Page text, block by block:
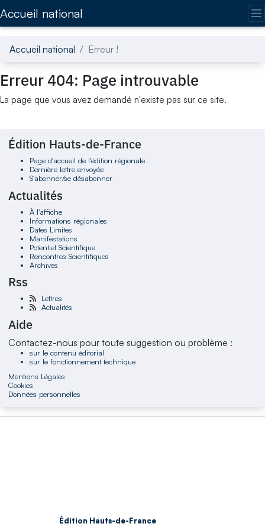
Accueil national
Accueil national Erreur !
Erreur 404: Page introuvable
La page que vous avez demandé n'existe pas sur ce site.
Édition Hauts-de-France
Page d'accueil de l'édition régionale
Dernière lettre envoyée
S'abonner/se désabonner
Actualités
À l'affiche
Informations régionales
Dates Limites
Manifestations
Potentiel Scientifique
Rencontres Scientifiques
Archives
Rss
Lettres
Actualités
Aide
Contactez-nous pour toute suggestion ou problème :
sur le contenu éditorial
sur le fonctionnement technique
Mentions Légales
Cookies
Données personnelles
Édition Hauts-de-France